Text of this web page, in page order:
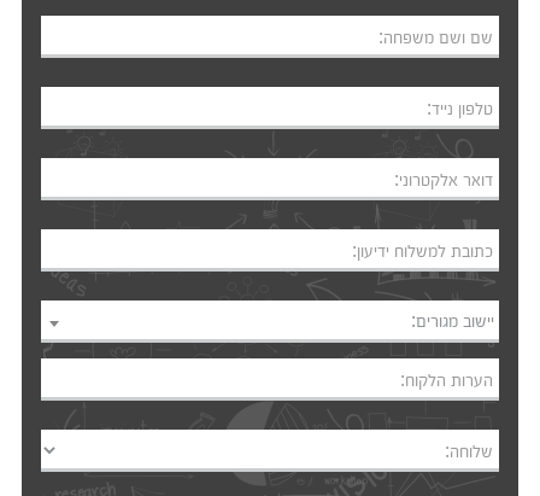
שם ושם משפחה:
טלפון נייד:
דואר אלקטרוני:
כתובת למשלוח ידיעון:
יישוב מגורים:
הערות הלקוח:
שלוחה: